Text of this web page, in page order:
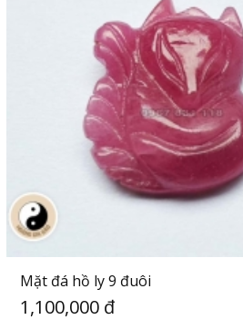
Mặt đá hồ ly 9 đuôi
1,100,000 đ